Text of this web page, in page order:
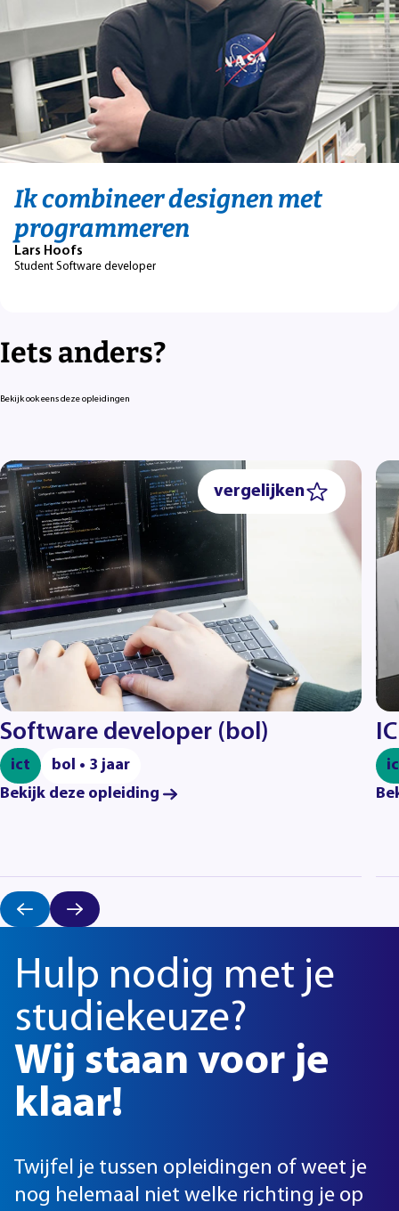
Ik combineer designen met
programmeren
Lars Hoofs
Student Software developer
Iets anders?
Bekijk ook eens deze opleidingen
vergelijken
Software developer (bol)
ict
bol • 3 jaar
Bekijk deze opleiding
Hulp nodig met je
studiekeuze?
Wij staan voor je
klaar!
Twijfel je tussen opleidingen of weet je
nog helemaal niet welke richting je op